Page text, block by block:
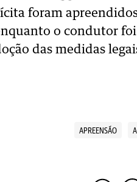
foram
o condutor
das medidas
APREENSÃO